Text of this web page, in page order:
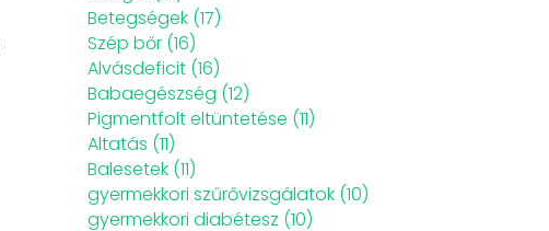
Betegségek (17)
Szép bőr (16)
Alvásdeficit (16)
Babaegészség (12)
Pigmentfolt eltüntetése (11)
Altatás (11)
Balesetek (11)
gyermekkori szűrővizsgálatok (10)
gyermekkori diabétesz (10)